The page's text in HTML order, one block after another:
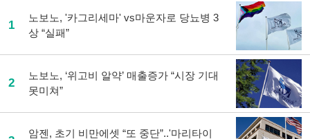
1
노보노, '카그리세마' vs마운자로 당뇨병 3
상 “실패”
2
노보노, ‘위고비 알약’ 매출증가 “시장 기대
못미쳐”
암젠, 초기 비만에셋 “또 중단”..'마리타이